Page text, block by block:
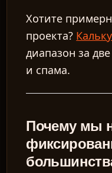
Хотите
проекта?
диапазон за
и спама.
Почему мы